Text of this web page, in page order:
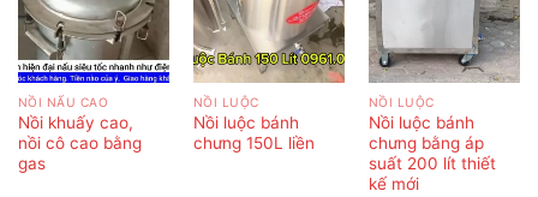
NỒI NẤU CAO
Nồi khuấy cao,
nồi cô cao bằng
gas
NỒI LUỘC
Nồi luộc bánh
chưng 150L liền
NỒI LUỘC
Nồi luộc bánh
chưng bằng áp
suất 200 lít thiết
kế mới